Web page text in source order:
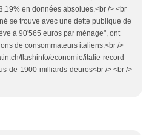
en données absolues.<br /> <br
se trouve avec une dette publique de
à 90'565 euros par ménage", ont
de consommateurs italiens.<br />
flashinfo/economie/italie-record-
de-1900-milliards-deuros<br /> <br />